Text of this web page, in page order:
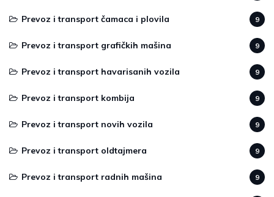
Prevoz i transport čamaca i plovila 9
Prevoz i transport grafičkih mašina 9
Prevoz i transport havarisanih vozila 9
Prevoz i transport kombija 9
Prevoz i transport novih vozila 9
Prevoz i transport oldtajmera 9
Prevoz i transport radnih mašina 9